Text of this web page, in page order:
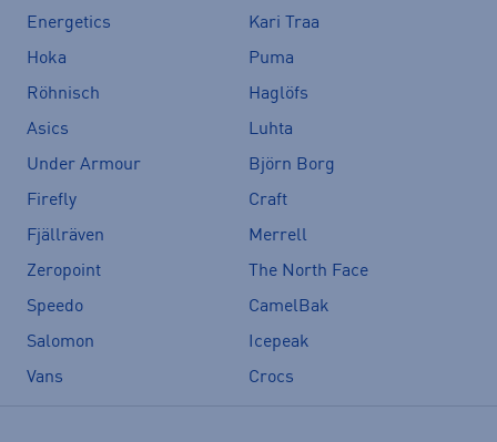
Energetics
Kari Traa
Hoka
Puma
Röhnisch
Haglöfs
Asics
Luhta
Under Armour
Björn Borg
Firefly
Craft
Fjällräven
Merrell
Zeropoint
The North Face
Speedo
CamelBak
Salomon
Icepeak
Vans
Crocs